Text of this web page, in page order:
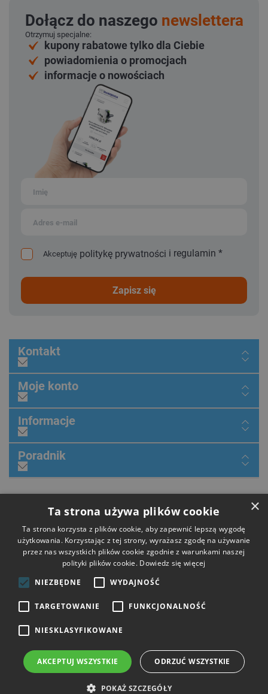
Dołącz do naszego newslettera
Otrzymuj specjalne:
kupony rabatowe tylko dla Ciebie
powiadomienia o promocjach
informacje o nowościach
Akceptuję politykę prywatności i regulamin *
zapisz się
Kontakt
Moje konto
Informacje
Poradnik
Płatności
×
Ta strona używa plików cookie
Ta strona korzysta z plików cookie, aby zapewnić lepszą wygodę
użytkowania. Korzystając z tej strony, wyrażasz zgodę na używanie
przez nas wszystkich plików cookie zgodnie z warunkami naszej
polityki plików cookie. Dowiedz się więcej
NIEZBĘDNE
WYDAJNOŚĆ
TARGETOWANIE FUNKCJONALNOŚĆ
NIESKLASYFIKOWANE
AKCEPTUJ WSZYSTKIE ODRZUĆ WSZYSTKIE
POKAŻ SZCZEGÓŁY